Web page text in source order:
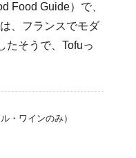
Food Guide）で、
、フランスでモダ
たそうで、Tofuっ
・ワインのみ）